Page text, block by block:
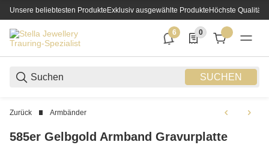
Unsere beliebtesten ProdukteExklusiv ausgewählte ProdukteHöchste Qualität
SUCHEN
6
6 neue Notifizierungen
0
0 Produkte in der
Zurück Armbänder
585er Gelbgold Armband Gravurplatte